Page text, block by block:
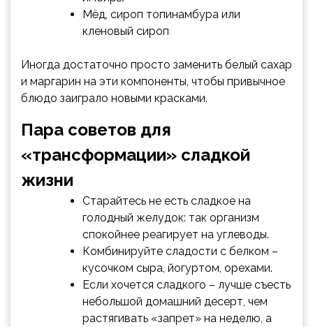
Мёд, сироп топинамбура или
кленовый сироп
Иногда достаточно просто заменить белый сахар
и маргарин на эти компоненты, чтобы привычное
блюдо заиграло новыми красками.
Пара советов для
«трансформации» сладкой
жизни
Старайтесь не есть сладкое на
голодный желудок: так организм
спокойнее реагирует на углеводы.
Комбинируйте сладости с белком –
кусочком сыра, йогуртом, орехами.
Если хочется сладкого – лучше съесть
небольшой домашний десерт, чем
растягивать «запрет» на неделю, а